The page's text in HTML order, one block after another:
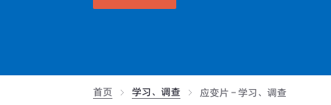
首页 学习、调查 应变片 - 学习、调查